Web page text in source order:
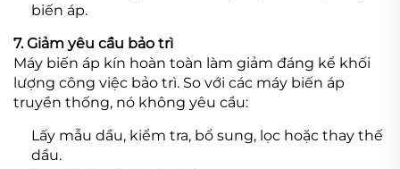
biến áp.
7. Giảm yêu cầu bảo trì
Máy biến áp kín hoàn toàn làm giảm đáng kể khối
lượng công việc bảo trì. So với các máy biến áp
truyền thống, nó không yêu cầu:
Lấy mẫu dầu, kiểm tra, bổ sung, lọc hoặc thay thế
dầu.